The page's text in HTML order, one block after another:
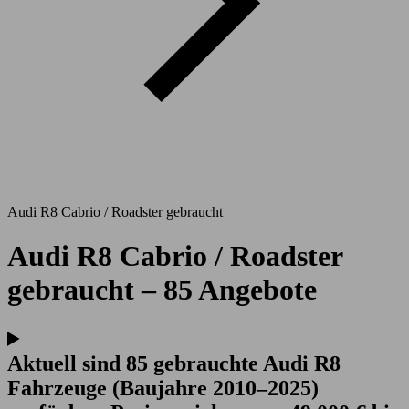
Audi R8 Cabrio / Roadster gebraucht
Audi R8 Cabrio / Roadster
gebraucht – 85 Angebote
Aktuell sind 85 gebrauchte Audi R8
Fahrzeuge (Baujahre 2010–2025)